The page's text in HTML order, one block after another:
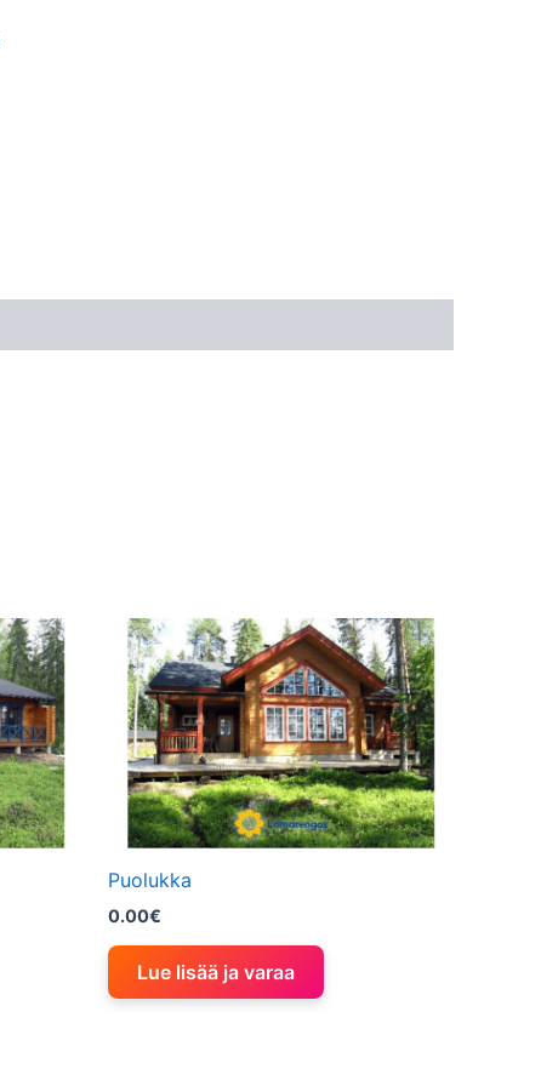
Puolukka
0.00€
Lue lisää ja varaa